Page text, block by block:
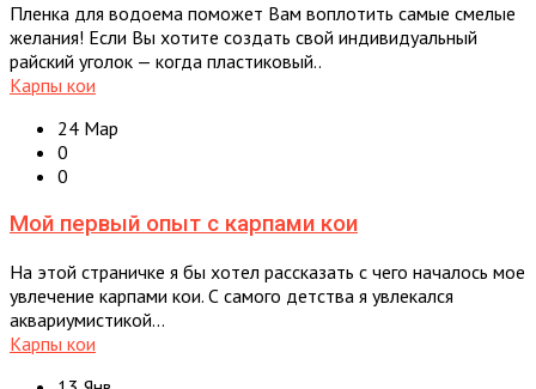
Пленка для водоема поможет Вам воплотить самые смелые
желания! Если Вы хотите создать свой индивидуальный
райский уголок — когда пластиковый..
Карпы кои
24 Мар
0
0
Мой первый опыт с карпами кои
На этой страничке я бы хотел рассказать с чего началось мое
увлечение карпами кои. С самого детства я увлекался
аквариумистикой...
Карпы кои